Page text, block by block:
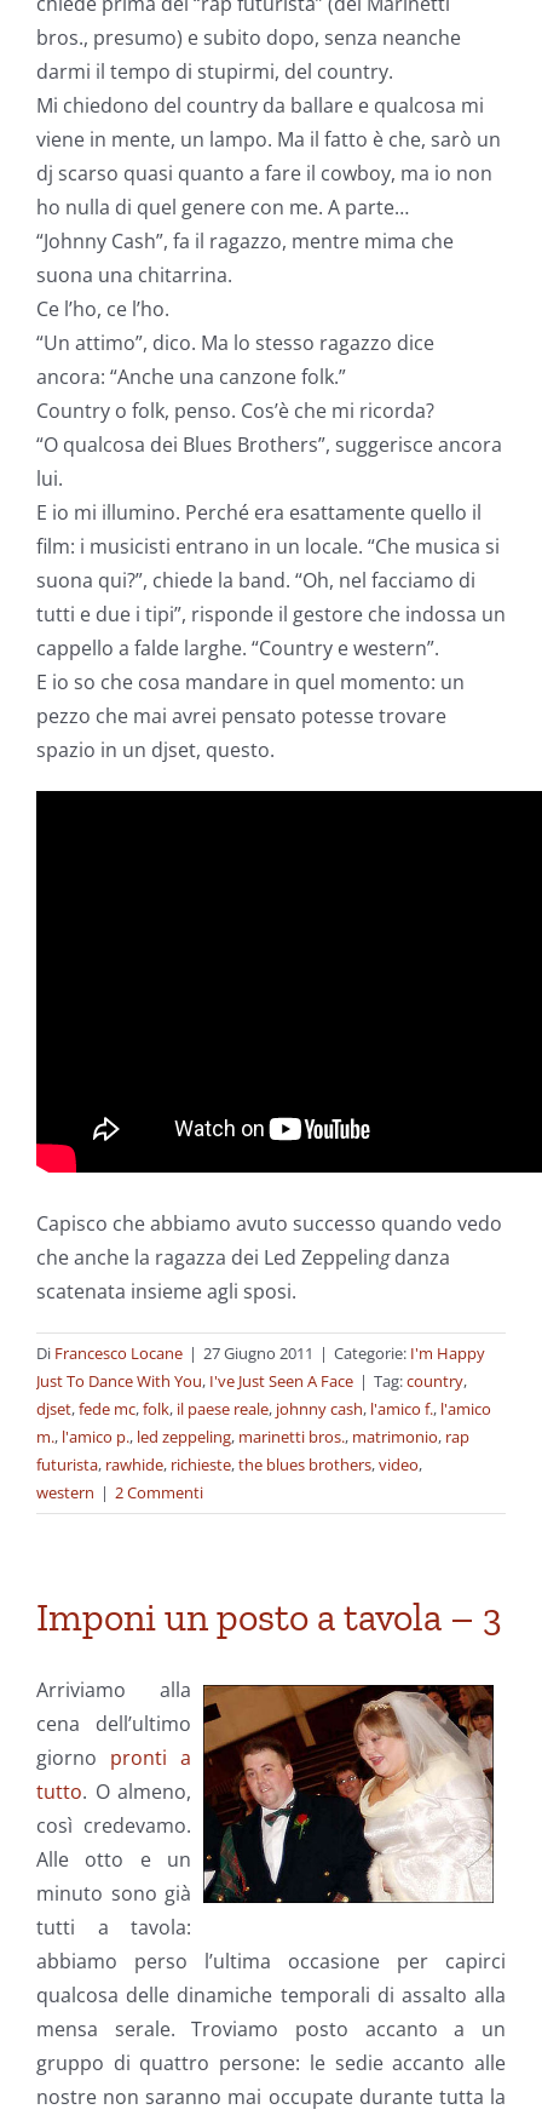
bros., presumo) e subito dopo, senza neanche
darmi il tempo di stupirmi, del country.
Mi chiedono del country da ballare e qualcosa mi
viene in mente, un lampo. Ma il fatto è che, sarò un
dj scarso quasi quanto a fare il cowboy, ma io non
ho nulla di quel genere con me. A parte…
“Johnny Cash”, fa il ragazzo, mentre mima che
suona una chitarrina.
Ce l’ho, ce l’ho.
“Un attimo”, dico. Ma lo stesso ragazzo dice
ancora: “Anche una canzone folk.”
Country o folk, penso. Cos’è che mi ricorda?
“O qualcosa dei Blues Brothers”, suggerisce ancora
lui.
E io mi illumino. Perché era esattamente quello il
film: i musicisti entrano in un locale. “Che musica si
suona qui?”, chiede la band. “Oh, nel facciamo di
tutti e due i tipi”, risponde il gestore che indossa un
cappello a falde larghe. “Country e western”.
E io so che cosa mandare in quel momento: un
pezzo che mai avrei pensato potesse trovare
spazio in un djset, questo.
Capisco che abbiamo avuto successo quando vedo
che anche la ragazza dei Led Zeppelingdanza
scatenata insieme agli sposi.
Di Francesco Locane | 27 Giugno 2011 | Categorie: I'm Happy
Just To Dance With You, I've Just Seen A Face | Tag:country,
djset,fede mc,folk, il paese reale, johnny cash, l'amico f., l'amico
m., l'amico p., led zeppeling, marinetti bros., matrimonio, rap
futurista, rawhide, richieste,the blues brothers,video,
western | 2 Commenti
Imponi un posto a tavola – 3
Arriviamo alla
cena dell’ultimo
giorno pronti a
tutto. O almeno,
così credevamo.
Alle otto e un
minuto sono già
tutti a tavola:
abbiamo perso l’ultima occasione per capirci
qualcosa delle dinamiche temporali di assalto alla
mensa serale. Troviamo posto accanto a un
gruppo di quattro persone: le sedie accanto alle
nostre non saranno mai occupate durante tutta la